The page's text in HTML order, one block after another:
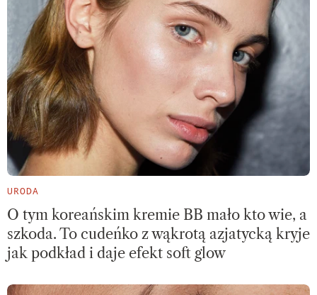
URODA
O tym koreańskim kremie BB mało kto wie, a
szkoda. To cudeńko z wąkrotą azjatycką kryje
jak podkład i daje efekt soft glow